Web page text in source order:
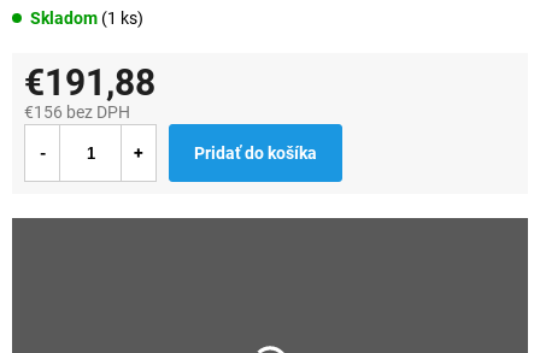
Skladom (1 ks)
€191,88
€156 bez DPH
cena:
Pridať do košíka